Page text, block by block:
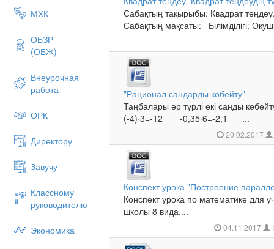
МХК
ОБЗР
(ОБЖ)
Внеурочная
работа
ОРК
Директору
Завучу
Классному
руководителю
Экономика
Сабақтың тақырыбы: Квадрат
Сабақтың мақсаты: Білімділігі:
"Рационал сандарды көбейту"
Таңбалары әр түрлі екі санды
(-4)∙3=-12 -0,35∙6=-2,1 ...
20.02.2017
Конспект урока "Построение
Конспект урока по математике для
школы 8 вида....
04.11.2017